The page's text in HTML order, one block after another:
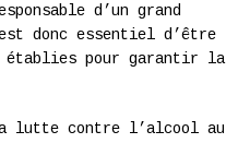
d’un grand
donc essentiel d’être
établies pour garantir la
lutte contre l’alcool au